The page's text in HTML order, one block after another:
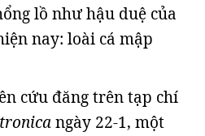
lồ như hậu duệ của
nay: loài cá mập
cứu đăng trên tạp chí
ngày 22-1, một